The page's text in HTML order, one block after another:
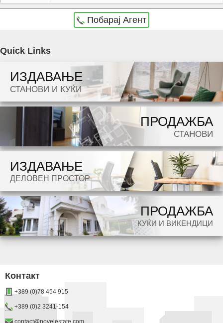
Побарај Агент
Dokolku barate stan, kuka, deloven prostor ova e vistinskoto mesto da ja zapocnete vasata
Quick Links
ИЗДАВАЊЕ
СТАНОВИ И КУЌИ
ПРОДАЖБА
СТАНОВИ
ИЗДАВАЊЕ
ДЕЛОВЕН ПРОСТОР
ПРОДАЖБА
КУЌИ И ВИКЕНДИЦИ
Контакт
+389 (0)78 454 915
+389 (0)2 3241-154
contact@novelestate.com